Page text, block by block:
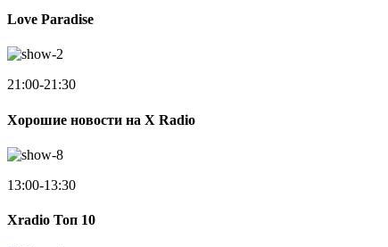
Love Paradise
21:00-21:30
Хорошие новости на X Radio
13:00-13:30
Xradio Топ 10